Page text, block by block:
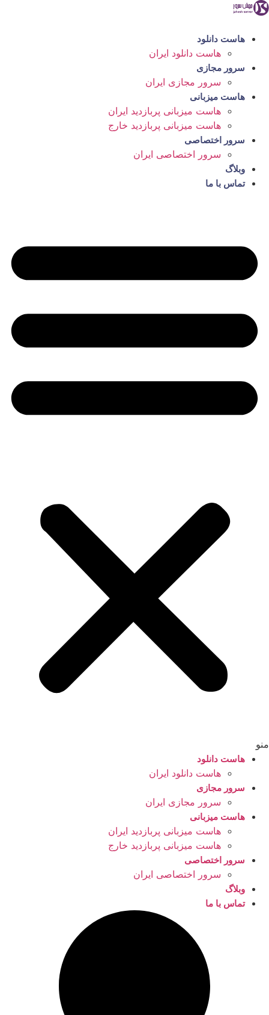
پرش
محتوا
هاست دانلود
هاست دانلود ایران
سرور مجازی
سرور مجازی ایران
هاست میزبانی
هاست میزبانی پربازدید ایران
هاست میزبانی پربازدید خارج
سرور اختصاصی
سرور اختصاصی ایران
وبلاگ
تماس با ما
منو
هاست دانلود
هاست دانلود ایران
سرور مجازی
سرور مجازی ایران
هاست میزبانی
هاست میزبانی پربازدید ایران
هاست میزبانی پربازدید خارج
سرور اختصاصی
سرور اختصاصی ایران
وبلاگ
تماس با ما